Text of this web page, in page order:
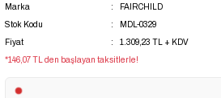
Marka
FAIRCHILD
Stok Kodu
MDL-0329
Fiyat
1.309,23 TL + KDV
*146,07 TL den başlayan taksitlerle!